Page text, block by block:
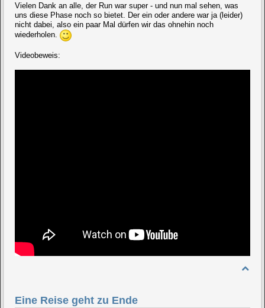
Vielen Dank an alle, der Run war super - und nun mal sehen, was
uns diese Phase noch so bietet. Der ein oder andere war ja (leider)
nicht dabei, also ein paar Mal dürfen wir das ohnehin noch
wiederholen.
Videobeweis:
Eine Reise geht zu Ende